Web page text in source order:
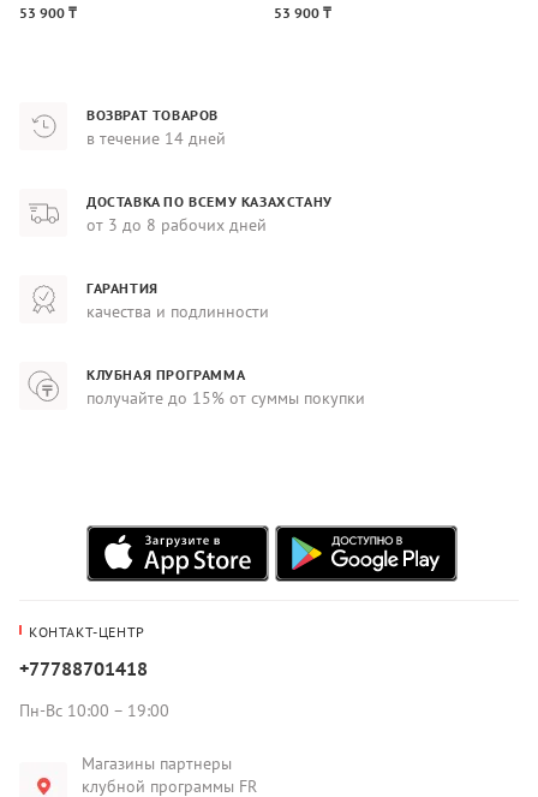
53 900 ₸ 53 900 ₸
ВОЗВРАТ ТОВАРОВ
в течение 14 дней
ДОСТАВКА ПО ВСЕМУ КАЗАХСТАНУ
от 3 до 8 рабочих дней
ГАРАНТИЯ
качества и подлинности
КЛУБНАЯ ПРОГРАММА
получайте до 15% от суммы покупки
КОНТАКТ-ЦЕНТР
+77788701418
Пн-Вс 10:00 – 19:00
Магазины партнеры
клубной программы FR